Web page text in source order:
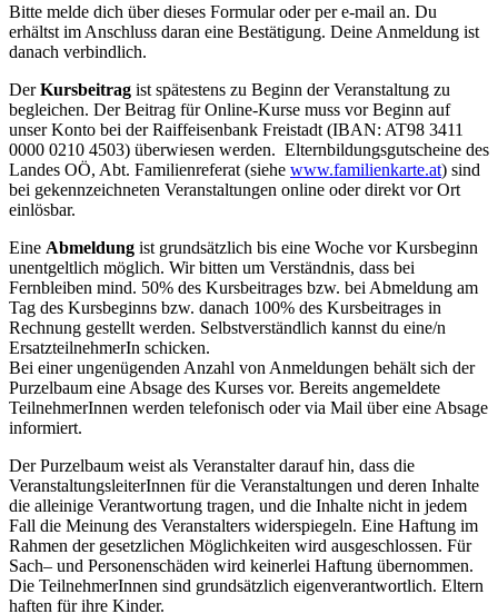
Bitte melde dich über dieses Formular oder per e-mail an. Du
erhältst im Anschluss daran eine Bestätigung. Deine Anmeldung ist
danach verbindlich.
DerKursbeitrag ist spätestens zu Beginn der Veranstaltung zu
begleichen. Der Beitrag für Online-Kurse muss vor Beginn auf
unser Konto bei der Raiffeisenbank Freistadt (IBAN: AT98 3411
0000 0210 4503) überwiesen werden. Elternbildungsgutscheine des
Landes OÖ, Abt. Familienreferat (siehe www.familienkarte.at) sind
bei gekennzeichneten Veranstaltungen online oder direkt vor Ort
einlösbar.
Eine Abmeldung ist grundsätzlich bis eine Woche vor Kursbeginn
unentgeltlich möglich. Wir bitten um Verständnis, dass bei
Fernbleiben mind. 50% des Kursbeitrages bzw. bei Abmeldung am
Tag des Kursbeginns bzw. danach 100% des Kursbeitrages in
Rechnung gestellt werden. Selbstverständlich kannst du eine/n
ErsatzteilnehmerIn schicken.
Bei einer ungenügenden Anzahl von Anmeldungen behält sich der
Purzelbaum eine Absage des Kurses vor. Bereits angemeldete
TeilnehmerInnen werden telefonisch oder via Mail über eine Absage
informiert.
Der Purzelbaum weist als Veranstalter darauf hin, dass die
VeranstaltungsleiterInnen für die Veranstaltungen und deren Inhalte
die alleinige Verantwortung tragen, und die Inhalte nicht in jedem
Fall die Meinung des Veranstalters widerspiegeln. Eine Haftung im
Rahmen der gesetzlichen Möglichkeiten wird ausgeschlossen. Für
Sach– und Personenschäden wird keinerlei Haftung übernommen.
Die TeilnehmerInnen sind grundsätzlich eigenverantwortlich. Eltern
haften für ihre Kinder.